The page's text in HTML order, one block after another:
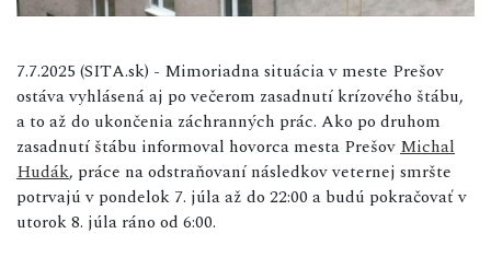
7.7.2025 (SITA.sk) - Mimoriadna situácia v meste Prešov
ostáva vyhlásená aj po večerom zasadnutí krízového štábu,
a to až do ukončenia záchranných prác. Ako po druhom
zasadnutí štábu informoval hovorca mesta Prešov Michal
Hudák, práce na odstraňovaní následkov veternej smršte
potrvajú v pondelok 7. júla až do 22:00 a budú pokračovať v
utorok 8. júla ráno od 6:00.